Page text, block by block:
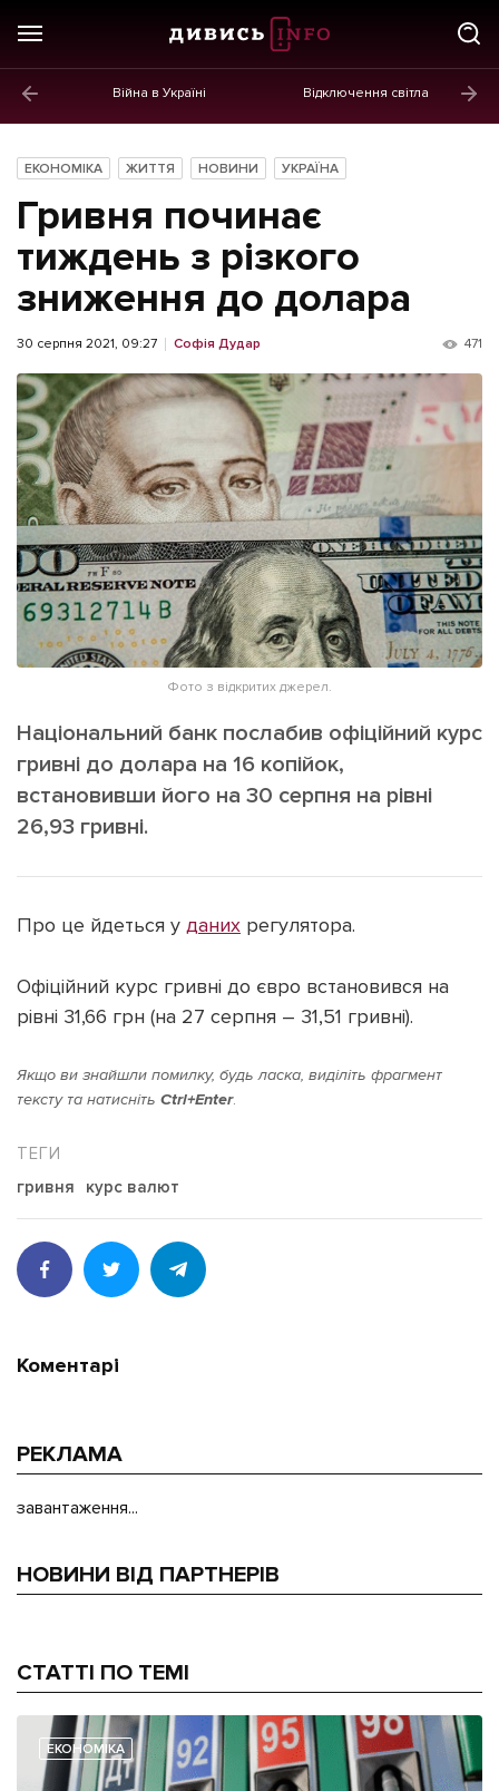
Війна в Україні Відключення світла
Новини
Політика
Економіка
Бізнес
Життя
Культура
Афіша
ІНШЕ
Інтерв'ю
Картки
Репортаж
Розслідування
Ініціативи
Лонгріди
Прес-релізи
Фото/Відео
Made in Lviv
[email protected] Реклама на сайті
Політика конфіденційності
Наші соц мережі
ЕКОНОМІКА ЖИТТЯ НОВИНИ УКРАЇНА
Гривня починає
тиждень з різкого
зниження до долара
30 серпня 2021, 09:27 Софія Дудар 471
Фото з відкритих джерел.
Національний банк послабив офіційний курс
гривні до долара на 16 копійок,
встановивши його на 30 серпня на рівні
26,93 гривні.
Про це йдеться у даних регулятора.
Офіційний курс гривні до євро встановився на
рівні 31,66 грн (на 27 серпня – 31,51 гривні).
Якщо ви знайшли помилку, будь ласка, виділіть фрагмент
тексту та натисніть Ctrl+Enter.
гривня курс валют
Коментарі
РЕКЛАМА
завантаження...
НОВИНИ ВІД ПАРТНЕРІВ
СТАТТІ ПО ТЕМІ
ЕКОНОМІКА